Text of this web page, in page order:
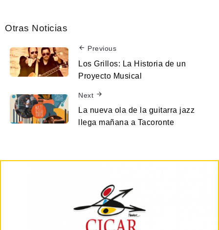
Otras Noticias
Previous
Los Grillos: La Historia de un
Proyecto Musical
Next
La nueva ola de la guitarra jazz
llega mañana a Tacoronte